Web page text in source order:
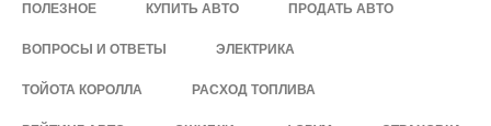
ПОЛЕЗНОЕ КУПИТЬ АВТО ПРОДАТЬ АВТО
ВОПРОСЫ И ОТВЕТЫ ЭЛЕКТРИКА
ТОЙОТА КОРОЛЛА РАСХОД ТОПЛИВА